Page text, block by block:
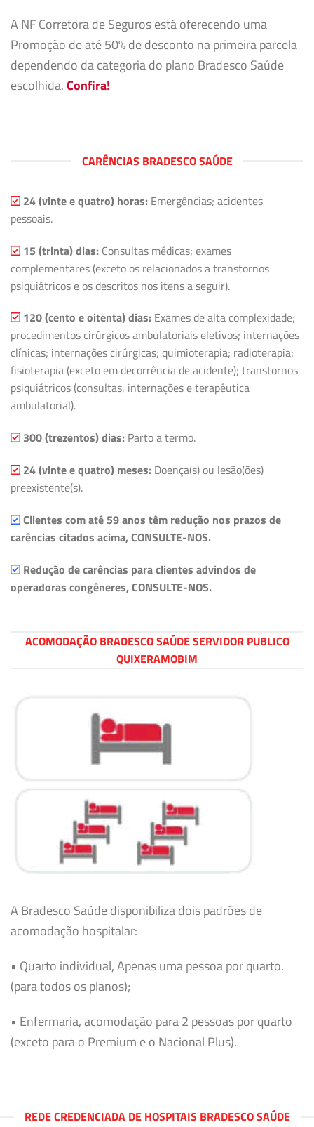
A NF Corretora de Seguros está oferecendo uma
Promoção de até 50% de desconto na primeira parcela
dependendo da categoria do plano Bradesco Saúde
escolhida.Confira!
CARÊNCIAS BRADESCO SAÚDE
24 (vinte e quatro) horas: Emergências; acidentes
pessoais.
15 (trinta) dias: Consultas médicas; exames
complementares (exceto os relacionados a transtornos
psiquiátricos e os descritos nos itens a seguir).
120 (cento e oitenta) dias: Exames de alta complexidade;
procedimentos cirúrgicos ambulatoriais eletivos; internações
clínicas; internações cirúrgicas; quimioterapia; radioterapia;
fisioterapia (exceto em decorrência de acidente); transtornos
psiquiátricos (consultas, internações e terapêutica
ambulatorial).
300 (trezentos) dias: Parto a termo.
24 (vinte e quatro) meses: Doença(s) ou lesão(ões)
preexistente(s).
Clientes com até 59 anos têm redução nos prazos de
carências citados acima, CONSULTE-NOS.
Redução de carências para clientes advindos de
operadoras congêneres, CONSULTE-NOS.
ACOMODAÇÃO BRADESCO SAÚDE SERVIDOR PUBLICO
QUIXERAMOBIM
A Bradesco Saúde disponibiliza dois padrões de
acomodação hospitalar:
• Quarto individual, Apenas uma pessoa por quarto.
(para todos os planos);
• Enfermaria, acomodação para 2 pessoas por quarto
(exceto para o Premium e o Nacional Plus).
REDE CREDENCIADA DE HOSPITAIS BRADESCO SAÚDE